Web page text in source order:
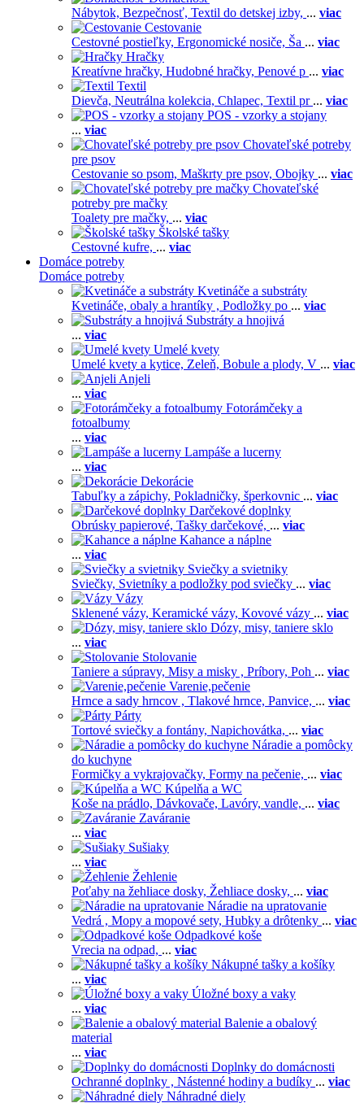
Nábytok, Bezpečnosť, Textil do detskej izby, ... viac
Cestovanie
Cestovné postieľky, Ergonomické nosiče, Ša ... viac
Hračky
Kreatívne hračky, Hudobné hračky, Penové p ... viac
Textil
Dievča, Neutrálna kolekcia, Chlapec, Textil pr ... viac
POS - vzorky a stojany
... viac
Chovateľské potreby
pre psov
Cestovanie so psom, Maškrty pre psov, Obojky ... viac
Chovateľské
potreby pre mačky
Toalety pre mačky, ... viac
Školské tašky
Cestovné kufre, ... viac
Domáce potreby
Domáce potreby
Kvetináče a substráty
Kvetináče, obaly a hrantíky , Podložky po ... viac
Substráty a hnojivá
... viac
Umelé kvety
Umelé kvety a kytice, Zeleň, Bobule a plody, V ... viac
Anjeli
... viac
Fotorámčeky a
fotoalbumy
... viac
Lampáše a lucerny
... viac
Dekorácie
Tabuľky a zápichy, Pokladničky, šperkovnic ... viac
Darčekové doplnky
Obrúsky papierové, Tašky darčekové, ... viac
Kahance a náplne
... viac
Sviečky a svietniky
Sviečky, Svietníky a podložky pod sviečky ... viac
Vázy
Sklenené vázy, Keramické vázy, Kovové vázy ... viac
Dózy, misy, taniere sklo
... viac
Stolovanie
Taniere a súpravy, Misy a misky , Príbory, Poh ... viac
Varenie,pečenie
Hrnce a sady hrncov , Tlakové hrnce, Panvice, ... viac
Párty
Tortové sviečky a fontány, Napichovátka, ... viac
Náradie a pomôcky
do kuchyne
Formičky a vykrajovačky, Formy na pečenie, ... viac
Kúpelňa a WC
Koše na prádlo, Dávkovače, Lavóry, vandle, ... viac
Zaváranie
... viac
Sušiaky
... viac
Žehlenie
Poťahy na žehliace dosky, Žehliace dosky, ... viac
Náradie na upratovanie
Vedrá , Mopy a mopové sety, Hubky a drôtenky ... viac
Odpadkové koše
Vrecia na odpad, ... viac
Nákupné tašky a košíky
... viac
Úložné boxy a vaky
... viac
Balenie a obalový
material
... viac
Doplnky do domácnosti
Ochranné doplnky , Nástenné hodiny a budíky ... viac
Náhradné diely